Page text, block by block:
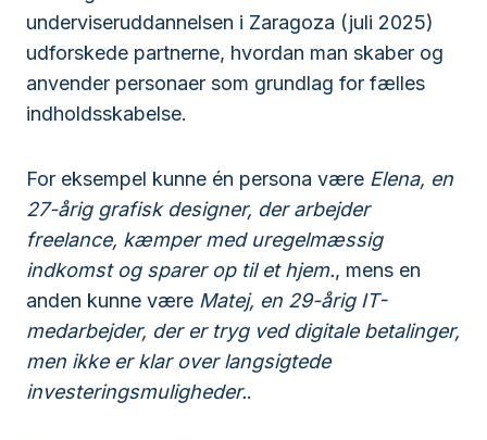
underviseruddannelsen i Zaragoza (juli 2025)
udforskede partnerne, hvordan man skaber og
anvender personaer som grundlag for fælles
indholdsskabelse.
For eksempel kunne én persona være Elena, en
27-årig grafisk designer, der arbejder
freelance, kæmper med uregelmæssig
indkomst og sparer op til et hjem., mens en
anden kunne være Matej, en 29-årig IT-
medarbejder, der er tryg ved digitale betalinger,
men ikke er klar over langsigtede
investeringsmuligheder..